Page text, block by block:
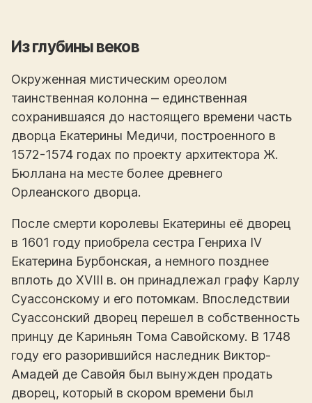
Из глубины веков
Окруженная мистическим ореолом
таинственная колонна ‒ единственная
сохранившаяся до настоящего времени часть
дворца Екатерины Медичи, построенного в
1572-1574 годах по проекту архитектора Ж.
Бюллана на месте более древнего
Орлеанского дворца.
После смерти королевы Екатерины её дворец
в 1601 году приобрела сестра Генриха IV
Екатерина Бурбонская, а немного позднее
вплоть до XVIII в. он принадлежал графу Карлу
Суассонскому и его потомкам. Впоследствии
Суассонский дворец перешел в собственность
принцу де Кариньян Тома Савойскому. В 1748
году его разорившийся наследник Виктор-
Амадей де Савойя был вынужден продать
дворец, который в скором времени был